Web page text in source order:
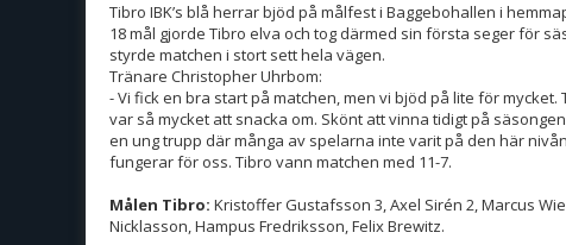
Tibro IBK’s blå herrar bjöd på målfest i Baggebohallen i
18 mål gjorde Tibro elva och tog därmed sin första seger för
styrde matchen i stort sett hela vägen.
Tränare Christopher Uhrbom:
- Vi fick en bra start på matchen, men vi bjöd på lite för
var så mycket att snacka om. Skönt att vinna tidigt på
en ung trupp där många av spelarna inte varit på den här
fungerar för oss. Tibro vann matchen med 11-7.
Målen Tibro: Kristoffer Gustafsson 3, Axel Sirén 2, Marcus
Nicklasson, Hampus Fredriksson, Felix Brewitz.